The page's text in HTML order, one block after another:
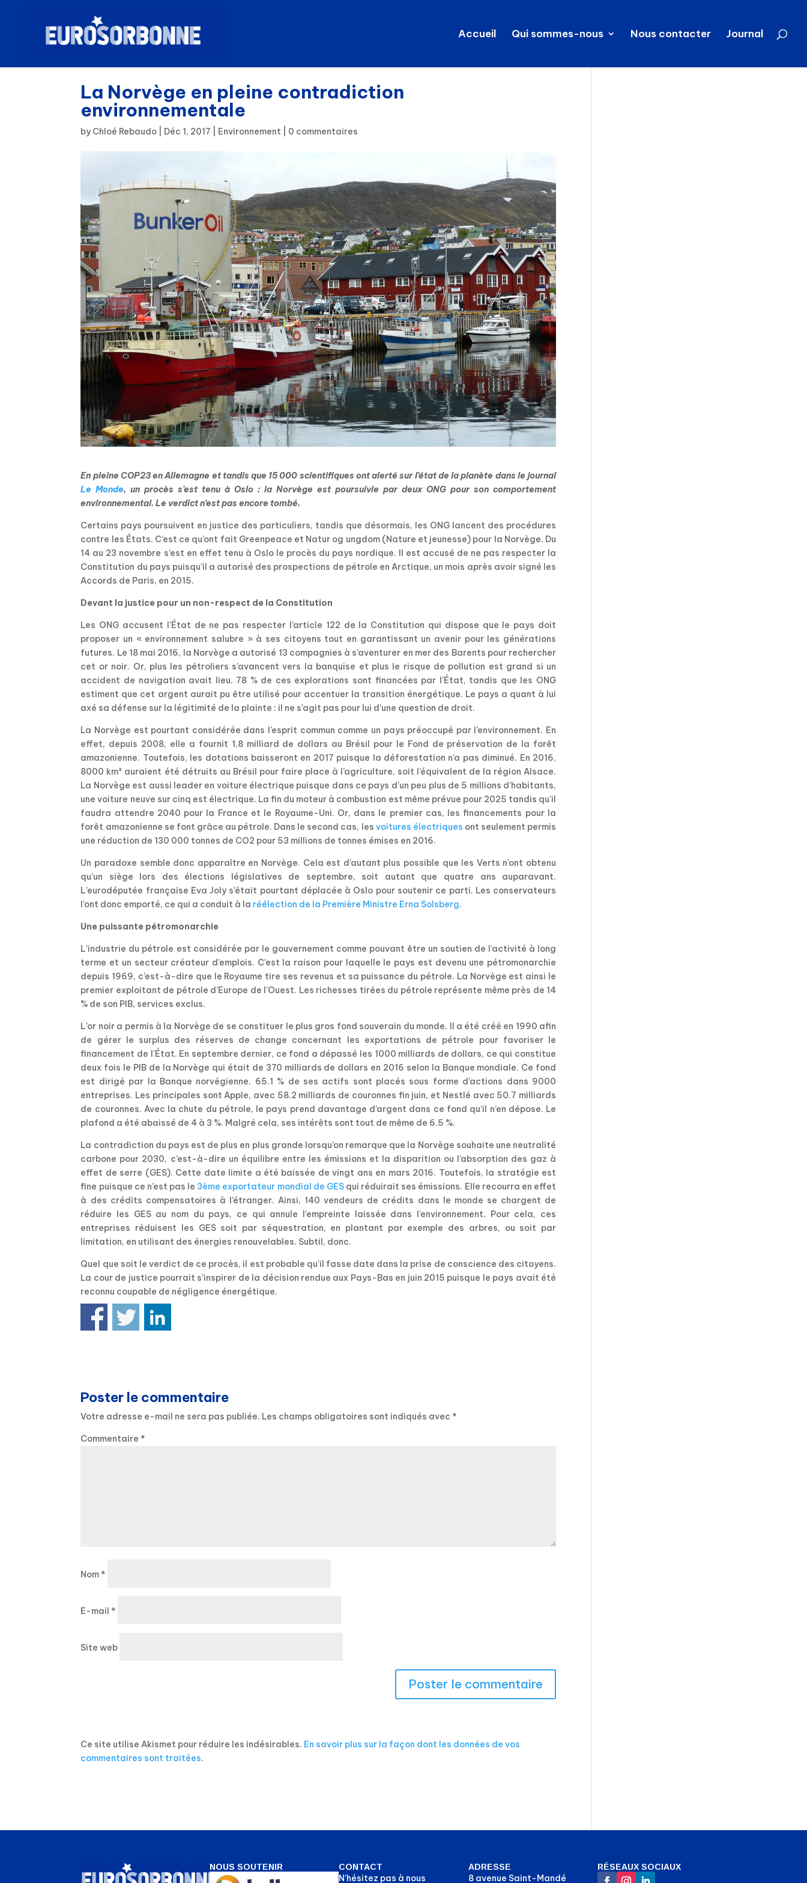
Accueil Qui sommes-nous Nous contacter Journal
La Norvège en pleine contradiction
environnementale
by Chloé Rebaudo Déc 1, 2017 Environnement 0 commentaires
En pleine COP23 en Allemagne et tandis que 15 000 scientifiques ont alerté sur l’état de la planète dans le journal
Le Monde, un procès s’est tenu à Oslo : la Norvège est poursuivie par deux ONG pour son comportement
environnemental. Le verdict n’est pas encore tombé.
Certains pays poursuivent en justice des particuliers, tandis que désormais, les ONG lancent des procédures
contre les États. C’est ce qu’ont fait Greenpeace et Natur og ungdom (Nature et jeunesse) pour la Norvège. Du
14 au 23 novembre s’est en effet tenu à Oslo le procès du pays nordique. Il est accusé de ne pas respecter la
Constitution du pays puisqu’il a autorisé des prospections de pétrole en Arctique, un mois après avoir signé les
Accords de Paris, en 2015.
Devant la justice pour un non-respect de la Constitution
Les ONG accusent l’État de ne pas respecter l’article 122 de la Constitution qui dispose que le pays doit
proposer un « environnement salubre » à ses citoyens tout en garantissant un avenir pour les générations
futures. Le 18 mai 2016, la Norvège a autorisé 13 compagnies à s’aventurer en mer des Barents pour rechercher
cet or noir. Or, plus les pétroliers s’avancent vers la banquise et plus le risque de pollution est grand si un
accident de navigation avait lieu. 78 % de ces explorations sont financées par l’État, tandis que les ONG
estiment que cet argent aurait pu être utilisé pour accentuer la transition énergétique. Le pays a quant à lui
axé sa défense sur la légitimité de la plainte : il ne s’agit pas pour lui d’une question de droit.
La Norvège est pourtant considérée dans l’esprit commun comme un pays préoccupé par l’environnement. En
effet, depuis 2008, elle a fournit 1,8 milliard de dollars au Brésil pour le Fond de préservation de la forêt
amazonienne. Toutefois, les dotations baisseront en 2017 puisque la déforestation n’a pas diminué. En 2016,
8000 km² auraient été détruits au Brésil pour faire place à l’agriculture, soit l’équivalent de la région Alsace.
La Norvège est aussi leader en voiture électrique puisque dans ce pays d’un peu plus de 5 millions d’habitants,
une voiture neuve sur cinq est électrique. La fin du moteur à combustion est même prévue pour 2025 tandis qu’il
faudra attendre 2040 pour la France et le Royaume-Uni. Or, dans le premier cas, les financements pour la
forêt amazonienne se font grâce au pétrole. Dans le second cas, les voitures électriques ont seulement permis
une réduction de 130 000 tonnes de CO2 pour 53 millions de tonnes émises en 2016.
Un paradoxe semble donc apparaître en Norvège. Cela est d’autant plus possible que les Verts n’ont obtenu
qu’un siège lors des élections législatives de septembre, soit autant que quatre ans auparavant.
L’eurodéputée française Eva Joly s’était pourtant déplacée à Oslo pour soutenir ce parti. Les conservateurs
l’ont donc emporté, ce qui a conduit à la réélection de la Première Ministre Erna Solsberg.
Une puissante pétromonarchie
L’industrie du pétrole est considérée par le gouvernement comme pouvant être un soutien de l’activité à long
terme et un secteur créateur d’emplois. C’est la raison pour laquelle le pays est devenu une pétromonarchie
depuis 1969, c’est-à-dire que le Royaume tire ses revenus et sa puissance du pétrole. La Norvège est ainsi le
premier exploitant de pétrole d’Europe de l’Ouest. Les richesses tirées du pétrole représente même près de 14
% de son PIB, services exclus.
L’or noir a permis à la Norvège de se constituer le plus gros fond souverain du monde. Il a été créé en 1990 afin
de gérer le surplus des réserves de change concernant les exportations de pétrole pour favoriser le
financement de l’État. En septembre dernier, ce fond a dépassé les 1000 milliards de dollars, ce qui constitue
deux fois le PIB de la Norvège qui était de 370 milliards de dollars en 2016 selon la Banque mondiale. Ce fond
est dirigé par la Banque norvégienne. 65.1 % de ses actifs sont placés sous forme d’actions dans 9000
entreprises. Les principales sont Apple, avec 58.2 milliards de couronnes fin juin, et Nestlé avec 50.7 milliards
de couronnes. Avec la chute du pétrole, le pays prend davantage d’argent dans ce fond qu’il n’en dépose. Le
plafond a été abaissé de 4 à 3 %. Malgré cela, ses intérêts sont tout de même de 6.5 %.
La contradiction du pays est de plus en plus grande lorsqu’on remarque que la Norvège souhaite une neutralité
carbone pour 2030, c’est-à-dire un équilibre entre les émissions et la disparition ou l’absorption des gaz à
effet de serre (GES). Cette date limite a été baissée de vingt ans en mars 2016. Toutefois, la stratégie est
fine puisque ce n’est pas le 3ème exportateur mondial de GESqui réduirait ses émissions. Elle recourra en effet
à des crédits compensatoires à l’étranger. Ainsi, 140 vendeurs de crédits dans le monde se chargent de
réduire les GES au nom du pays, ce qui annule l’empreinte laissée dans l’environnement. Pour cela, ces
entreprises réduisent les GES soit par séquestration, en plantant par exemple des arbres, ou soit par
limitation, en utilisant des énergies renouvelables. Subtil, donc.
Quel que soit le verdict de ce procès, il est probable qu’il fasse date dans la prise de conscience des citoyens.
La cour de justice pourrait s’inspirer de la décision rendue aux Pays-Bas en juin 2015 puisque le pays avait été
reconnu coupable de négligence énergétique.
Poster le commentaire
Votre adresse e-mail ne sera pas publiée. Les champs obligatoires sont indiqués avec*
Commentaire*
Nom*
E-mail*
Site web
Ce site utilise Akismet pour réduire les indésirables. En savoir plus sur la façon dont les données de vos
commentaires sont traitées.
NOUS SOUTENIR CONTACT
N’hésitez pas à nous
ADRESSE
8 avenue Saint-Mandé
RÉSEAUX SOCIAUX